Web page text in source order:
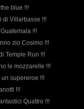
blue !!!
di Villarbasse !!!
!!!
zio Cosimo !!!
Temple Run !!!
le mozzarelle !!!
supereroe !!!
!!!
Quattro !!!